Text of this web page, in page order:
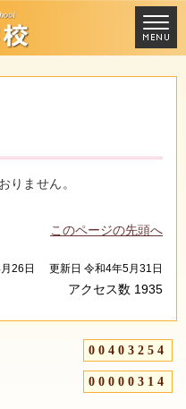
00403254
00000314
りません。
このページの先頭へ
26日 更新日 令和4年5月31日
アクセス数 1935